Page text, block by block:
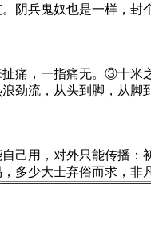
阴兵鬼奴也是一样，封
，一指痛无。③十米
劲流，从头到脚，从
用，对外只能传播：
多少大士弃俗而求，非